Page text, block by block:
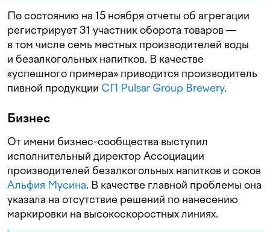
По состоянию на 15 ноября отчеты об агрегации
регистрирует 31 участник оборота товаров —
в том числе семь местных производителей воды
и безалкогольных напитков. В качестве
«успешного примера» приводится производитель
пивной продукции СП Pulsar Group Brewery.
Бизнес
От имени бизнес-сообщества выступил
исполнительный директор Ассоциации
производителей безалкогольных напитков и соков
Альфия Мусина. В качестве главной проблемы она
указала на отсутствие решений по нанесению
маркировки на высокоскоростных линиях.